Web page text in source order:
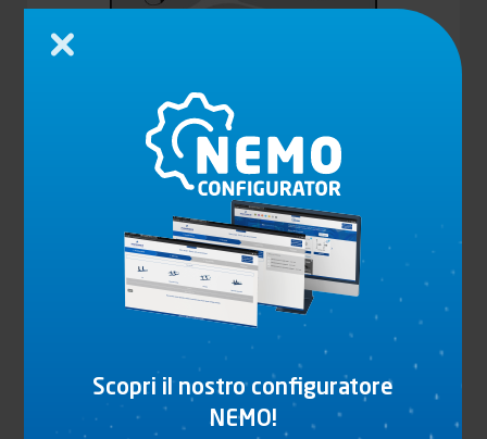
ANGOLO DI CASSAMOBILE ISO 1161, IN
FUSIONE D’ACCIAIO, MODELLO INFERIORE
Vedi il prodotto
Scopri il nostro configuratore
NEMO!